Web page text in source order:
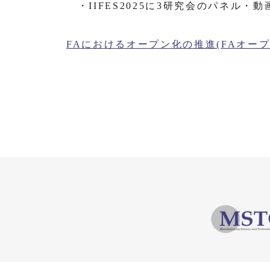
・IIFES2025に3研究会のパネル・動
FAにおけるオープン化の推進(FAオー